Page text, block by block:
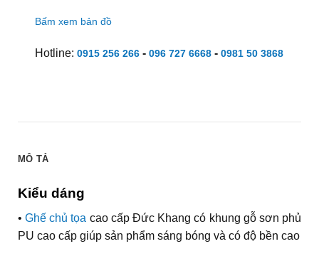
Bấm xem bản đồ
Hotline: 0915 256 266- 096 727 6668- 0981 50 3868
MÔ TẢ
Kiểu dáng
• Ghế chủ tọa cao cấp Đức Khang có khung gỗ sơn phủ
PU cao cấp giúp sản phẩm sáng bóng và có độ bền cao